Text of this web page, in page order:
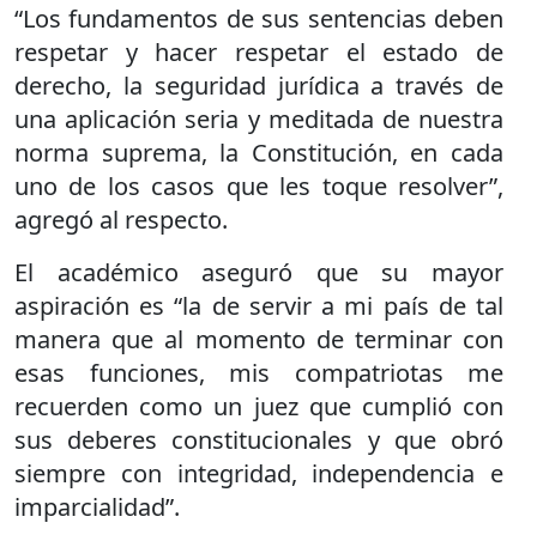
“Los fundamentos de sus sentencias deben
respetar y hacer respetar el estado de
derecho, la seguridad jurídica a través de
una aplicación seria y meditada de nuestra
norma suprema, la Constitución, en cada
uno de los casos que les toque resolver”,
agregó al respecto.
El académico aseguró que su mayor
aspiración es “la de servir a mi país de tal
manera que al momento de terminar con
esas funciones, mis compatriotas me
recuerden como un juez que cumplió con
sus deberes constitucionales y que obró
siempre con integridad, independencia e
imparcialidad”.